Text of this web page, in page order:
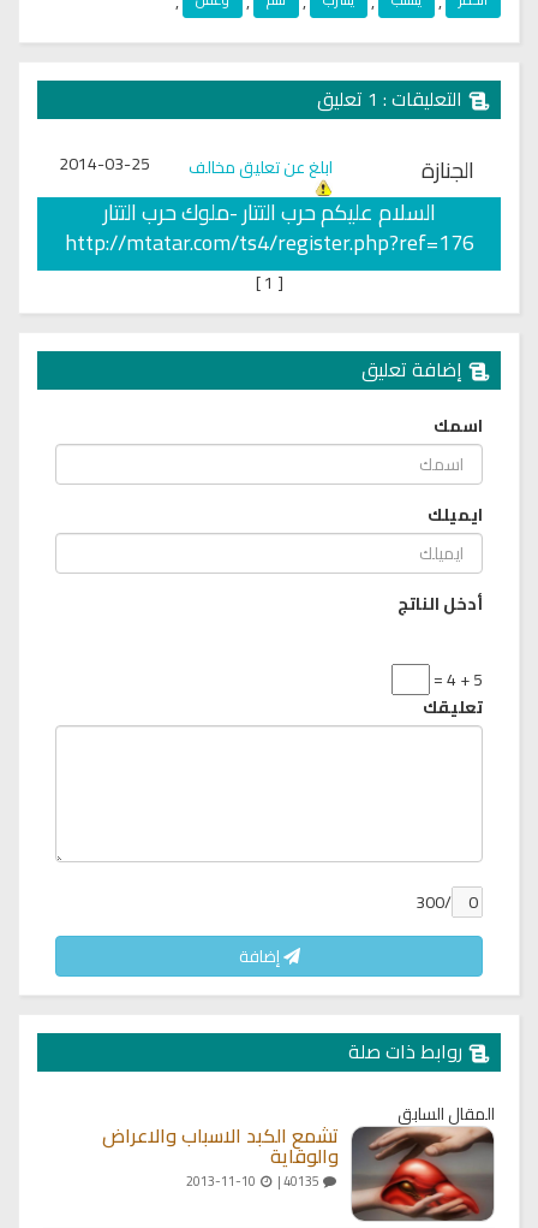
التعليقات : 1 تعليق
الجنازة ابلغ عن تعليق مخالف 2014-03-25
السلام عليكم حرب التتار -ملوك حرب التتار
http://mtatar.com/ts4/register.php?ref=176
[
]
إضافة تعليق
اسمك
ايميلك
أدخل الناتج
5 + 4 =
تعليقك
/300
إضافة
روابط ذات صلة
المقال السابق
تشمع الكبد الاسباب والاعراض
والوقاية